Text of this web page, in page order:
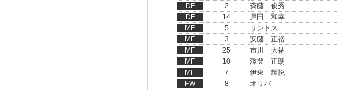
DF
2
斉藤 俊秀
DF
14
戸田 和幸
MF
5
サントス
MF
3
安藤 正裕
MF
25
市川 大祐
MF
10
澤登 正朗
MF
7
伊東 輝悦
FW
8
オリバ